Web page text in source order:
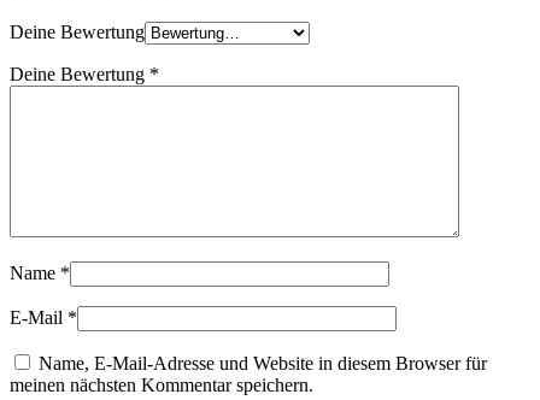
Deine Bewertung
Deine Bewertung *
Name *
E-Mail *
Name, E-Mail-Adresse und Website in diesem Browser für
meinen nächsten Kommentar speichern.